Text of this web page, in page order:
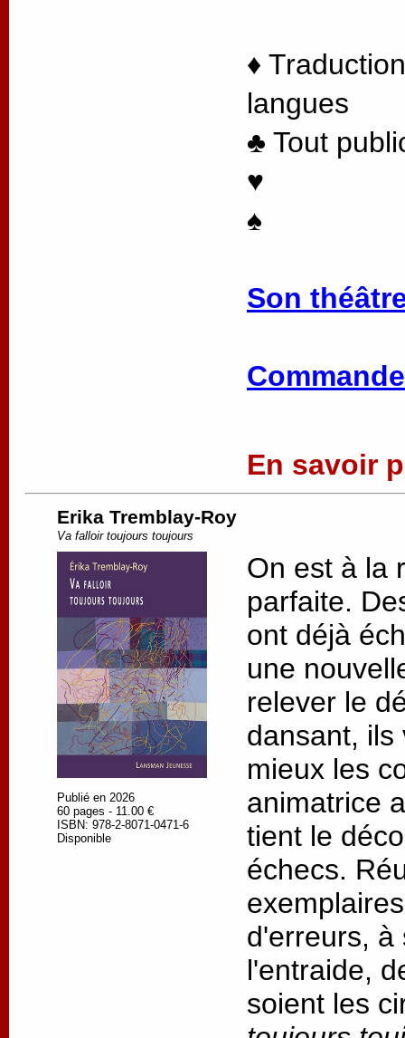
♦
langues
♣ Tout
♥
♠
Son
En savoir
Erika Tremblay-Roy
Va falloir toujours toujours
Publié en 2026
60 pages - 11.00 €
ISBN: 978-2-8071-0471-6
Disponible
On est à la
parfaite.
ont déjà
une
relever le
dansant, ils
mieux les
animatrice
tient le
échecs.
d'erreurs, à
l'entraide,
soient les